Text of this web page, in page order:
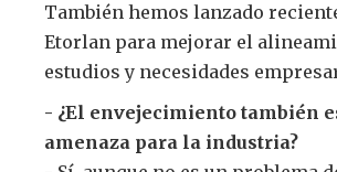
También hemos lanzado
Etorlan para mejorar el
estudios y necesidades
- ¿El envejecimiento también
amenaza para la industria?